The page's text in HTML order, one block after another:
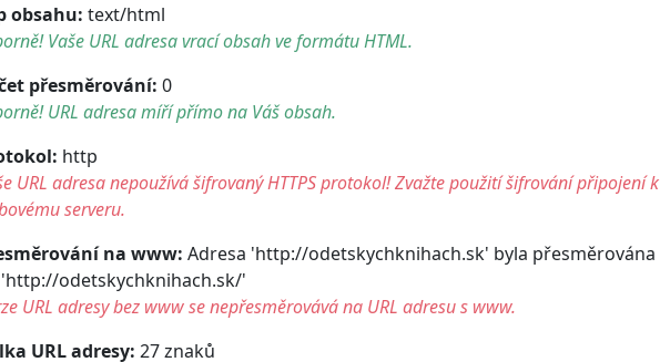
obsahu: text/html
Vaše URL adresa vrací obsah ve formátu HTML.
přesměrování: 0
URL adresa míří přímo na Váš obsah.
http
URL adresa nepoužívá šifrovaný HTTPS protokol! Zvažte použití šifrování připojení k
serveru.
na www: Adresa 'http://odetskychknihach.sk' byla přesměrována
odetskychknihach.sk/'
URL adresy bez www se nepřesměrovává na URL adresu s www.
URL adresy: 27 znaků